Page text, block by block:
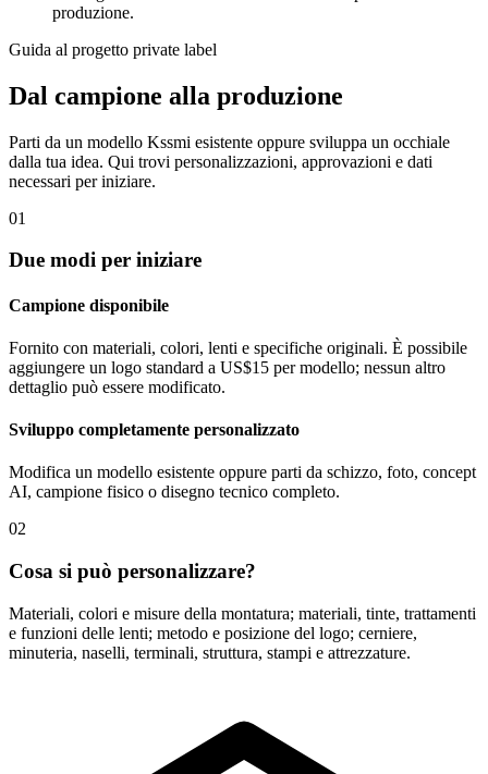
produzione.
Guida al progetto private label
Dal campione alla produzione
Parti da un modello Kssmi esistente oppure sviluppa un occhiale
dalla tua idea. Qui trovi personalizzazioni, approvazioni e dati
necessari per iniziare.
01
Due modi per iniziare
Campione disponibile
Fornito con materiali, colori, lenti e specifiche originali. È possibile
aggiungere un logo standard a US$15 per modello; nessun altro
dettaglio può essere modificato.
Sviluppo completamente personalizzato
Modifica un modello esistente oppure parti da schizzo, foto, concept
AI, campione fisico o disegno tecnico completo.
02
Cosa si può personalizzare?
Materiali, colori e misure della montatura; materiali, tinte, trattamenti
e funzioni delle lenti; metodo e posizione del logo; cerniere,
minuteria, naselli, terminali, struttura, stampi e attrezzature.